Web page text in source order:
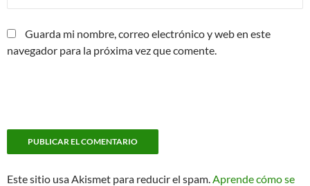
Guarda mi nombre, correo electrónico y web en este
navegador para la próxima vez que comente.
Este sitio usa Akismet para reducir el spam. Aprende cómo se